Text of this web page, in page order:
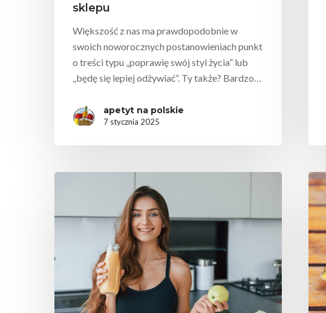
sklepu
Większość z nas ma prawdopodobnie w
swoich noworocznych postanowieniach punkt
o treści typu „poprawię swój styl życia” lub
„będę się lepiej odżywiać”. Ty także? Bardzo…
apetyt na polskie
7 stycznia 2025